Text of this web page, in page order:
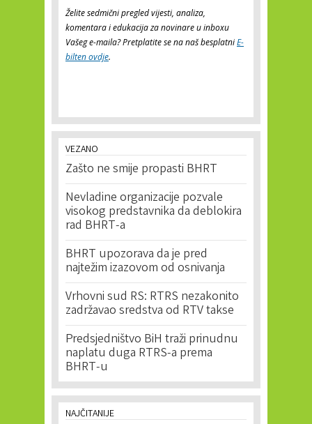
Želite sedmični pregled vijesti, analiza,
komentara i edukacija za novinare u inboxu
Vašeg e-maila? Pretplatite se na naš besplatniE-
bilten ovdje.
VEZANO
Zašto ne smije propasti BHRT
Nevladine organizacije pozvale
visokog predstavnika da deblokira
rad BHRT-a
BHRT upozorava da je pred
najtežim izazovom od osnivanja
Vrhovni sud RS: RTRS nezakonito
zadržavao sredstva od RTV takse
Predsjedništvo BiH traži prinudnu
naplatu duga RTRS-a prema
BHRT-u
NAJČITANIJE